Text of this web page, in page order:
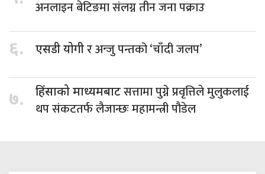
अनलाइन बेटिङमा संलग्न तीन जना पक्राउ
६. एसडी योगीर अन्जु पन्तको ‘चाँदी जलप’
७. हिंसाको माध्यमबाटसत्तामा पुग्ने प्रवृत्तिले मुलुकलाई
थप संकटतर्फ लैजान्छः महामन्त्री पौडेल